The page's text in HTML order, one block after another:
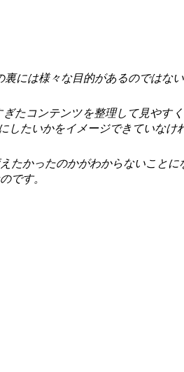
には様々な目的があるのではない
たコンテンツを整理して見やす
たいかをイメージできていなけ
たかったのかがわからないこと
です。